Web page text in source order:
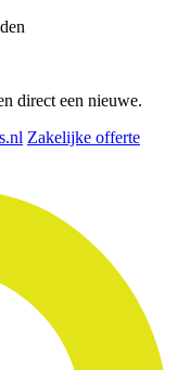
direct een nieuwe.
Zakelijke offerte